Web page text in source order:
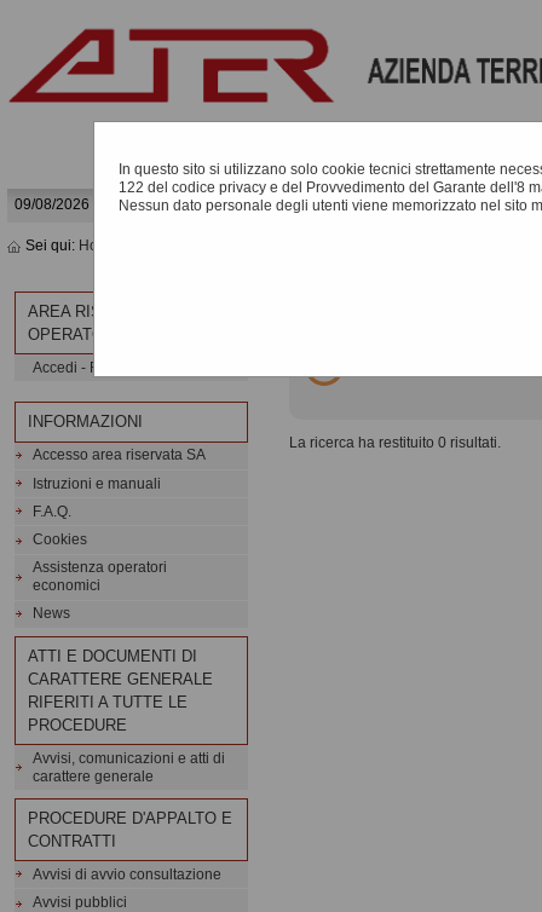
09/08/2026 10:15
Sei qui: Home
In questo sito si utilizzano solo cookie tecnici strettamente
122 del codice privacy e del Provvedimento del Garante dell'8
Nessun dato personale degli utenti viene memorizzato nel sito
La ricerca ha restituito 0 risultati.
AREA RISERVATA
OPERATORE ECONOMICO
Accedi - Registrati
INFORMAZIONI
Accesso area riservata SA
Istruzioni e manuali
F.A.Q.
Cookies
Assistenza operatori
economici
News
ATTI E DOCUMENTI DI
CARATTERE GENERALE
RIFERITI A TUTTE LE
PROCEDURE
Avvisi, comunicazioni e atti di
carattere generale
PROCEDURE D'APPALTO E
CONTRATTI
Avvisi di avvio consultazione
Avvisi pubblici